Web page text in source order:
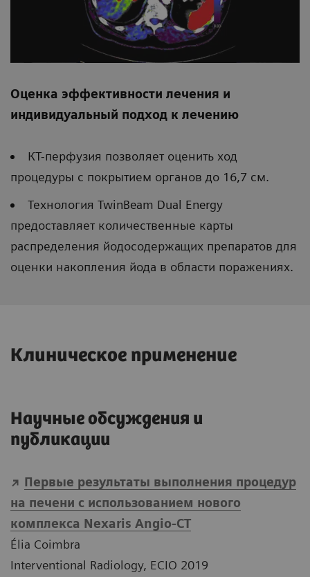
Оценка эффективности лечения и
индивидуальный подход к лечению
КТ-перфузия позволяет оценить ход
процедуры с покрытием органов до 16,7 см.
Технология TwinBeam Dual Energy
предоставляет количественные карты
распределения йодосодержащих препаратов для
оценки накопления йода в области поражениях.
Клиническое применение
Научные обсуждения и
публикации
Первые результаты выполнения процедур
на печени с использованием нового
комплекса Nexaris Angio-CT
Élia Coimbra
Interventional Radiology, ECIO 2019